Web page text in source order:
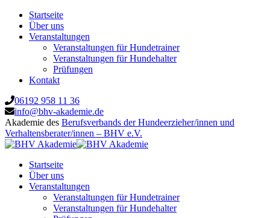
Startseite
Über uns
Veranstaltungen
Veranstaltungen für Hundetrainer
Veranstaltungen für Hundehalter
Prüfungen
Kontakt
06192 958 11 36
info@bhv-akademie.de
Akademie des Berufsverbands der Hundeerzieher/innen und
Verhaltensberater/innen – BHV e.V.
Startseite
Über uns
Veranstaltungen
Veranstaltungen für Hundetrainer
Veranstaltungen für Hundehalter